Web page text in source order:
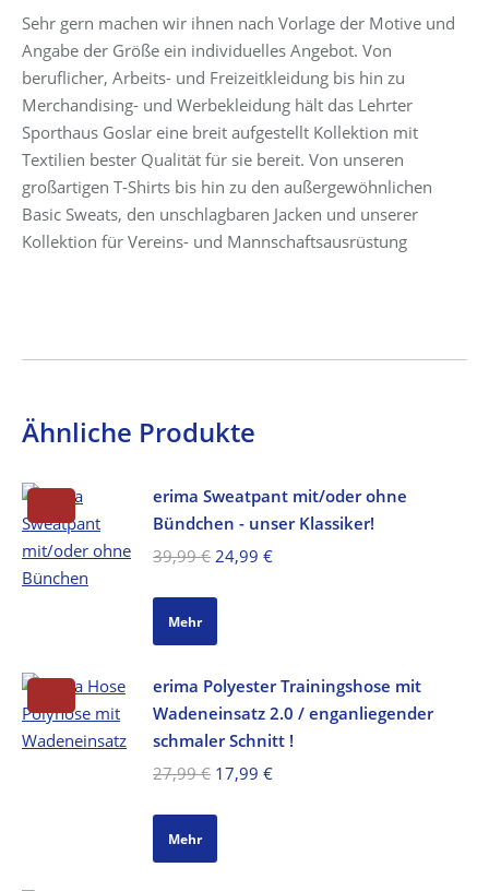
Sehr gern machen wir ihnen nach Vorlage der Motive und
Angabe der Größe ein individuelles Angebot. Von
beruflicher, Arbeits- und Freizeitkleidung bis hin zu
Merchandising- und Werbekleidung hält das Lehrter
Sporthaus Goslar eine breit aufgestellt Kollektion mit
Textilien bester Qualität für sie bereit. Von unseren
großartigen T-Shirts bis hin zu den außergewöhnlichen
Basic Sweats, den unschlagbaren Jacken und unserer
Kollektion für Vereins- und Mannschaftsausrüstung
Ähnliche Produkte
erima Sweatpant mit/oder ohne
Bündchen - unser Klassiker!
39,99€ Ursprünglicher
24,99 €Aktueller
Mehr
erima Polyester Trainingshose mit
Wadeneinsatz 2.0 / enganliegender
schmaler Schnitt !
27,99€ Ursprünglicher
17,99 €Aktueller
Mehr